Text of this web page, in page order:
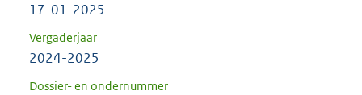
17-01-2025
Vergaderjaar
2024-2025
Dossier- en ondernummer